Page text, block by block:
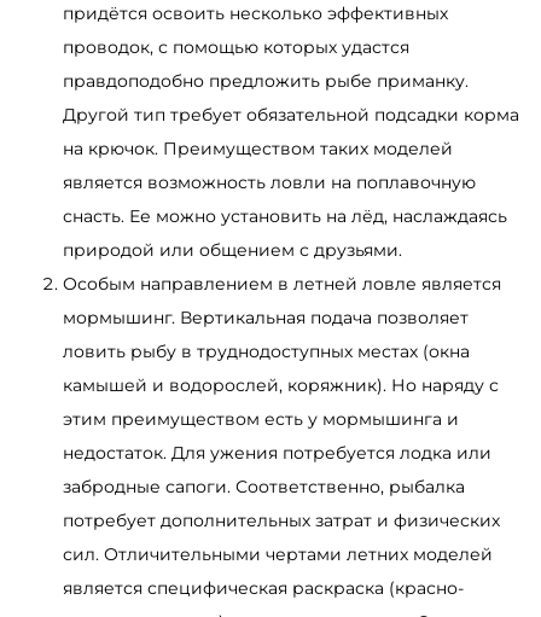
придётся освоить несколько эффективных
проводок, с помощью которых удастся
правдоподобно предложить рыбе приманку.
Другой тип требует обязательной подсадки корма
на крючок. Преимуществом таких моделей
является возможность ловли на поплавочную
снасть. Ее можно установить на лёд, наслаждаясь
природой или общением с друзьями.
Особым направлением в летней ловле является
мормышинг. Вертикальная подача позволяет
ловить рыбу в труднодоступных местах (окна
камышей и водорослей, коряжник). Но наряду с
этим преимуществом есть у мормышинга и
недостаток. Для ужения потребуется лодка или
забродные сапоги. Соответственно, рыбалка
потребует дополнительных затрат и физических
сил. Отличительными чертами летних моделей
является специфическая раскраска (красно-